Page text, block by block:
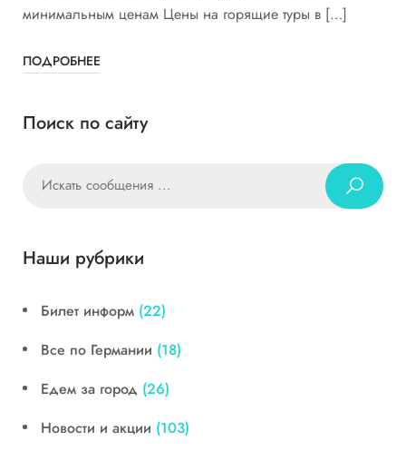
минимальным ценам Цены на горящие туры в […]
ПОДРОБНЕЕ
Поиск по сайту
Наши рубрики
Билет информ (22)
Все по Германии (18)
Едем за город (26)
Новости и акции (103)